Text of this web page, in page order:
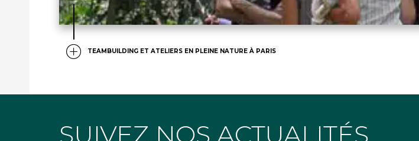
TEAMBUILDING ET ATELIERS EN PLEINE NATURE À PARIS
SUIVEZ NOS ACTUALITÉS